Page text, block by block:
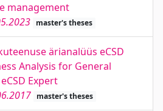
management
master's theses
ärianalüüs eCSD
Analysis for General
Expert
master's theses